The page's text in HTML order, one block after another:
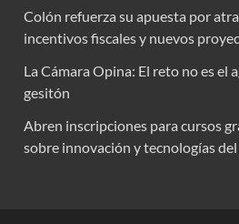
Colón refuerza su apuesta por
incentivos fiscales y nuevos
La Cámara Opina: El reto no es el
gesitón
Abren inscripciones para cursos
sobre innovación y tecnologías